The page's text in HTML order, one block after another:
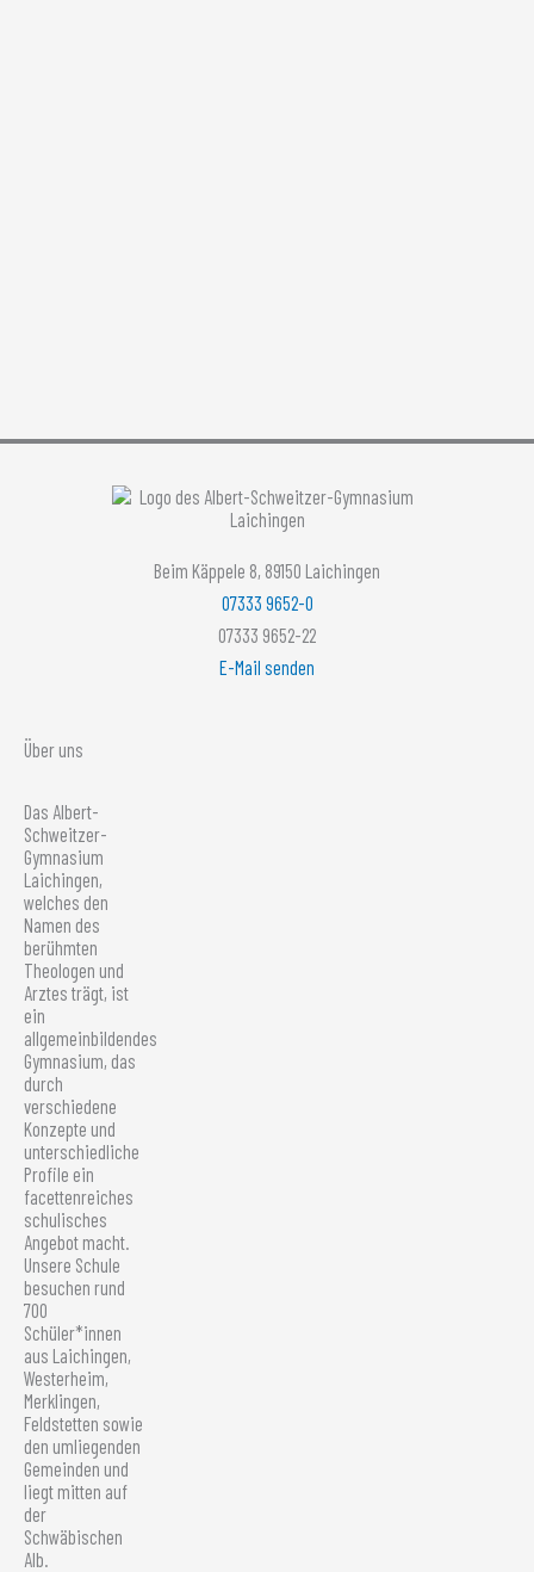
Beim Käppele 8, 89150 Laichingen
07333 9652-0
07333 9652-22
E-Mail senden
Über uns
Das Albert-
Schweitzer-
Gymnasium
Laichingen,
welches den
Namen des
berühmten
Theologen und
Arztes trägt, ist
ein
allgemeinbildendes
Gymnasium, das
durch
verschiedene
Konzepte und
unterschiedliche
Profile ein
facettenreiches
schulisches
Angebot macht.
Unsere Schule
besuchen rund
700
Schüler*innen
aus Laichingen,
Westerheim,
Merklingen,
Feldstetten sowie
den umliegenden
Gemeinden und
liegt mitten auf
der
Schwäbischen
Alb.